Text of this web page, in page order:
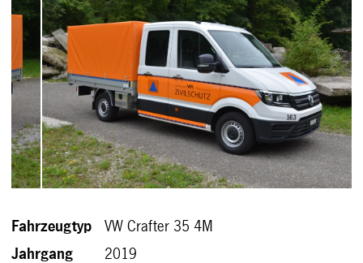
Fahrzeugtyp
VW Crafter 35 4M
Jahrgang
2019